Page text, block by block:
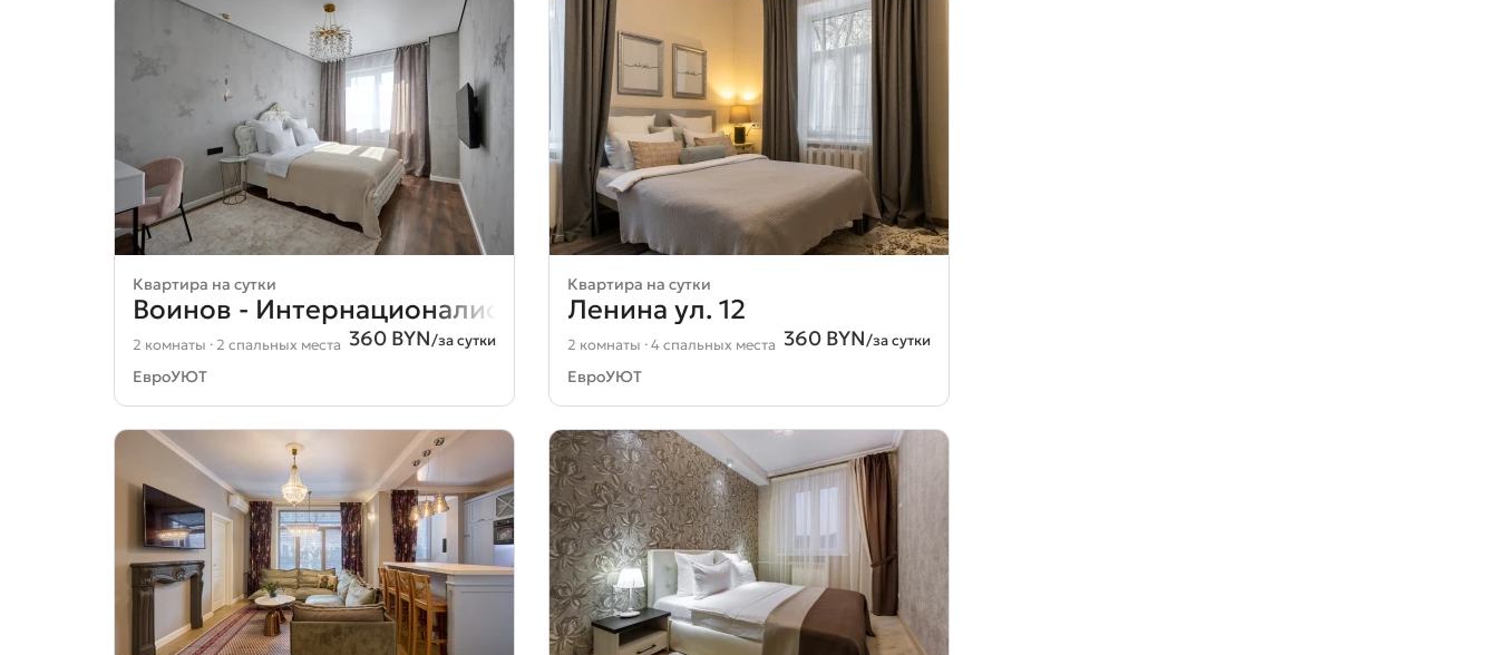
Квартира на сутки
Воинов - Интернационалистов ул. 10
360 BYN/за сутки
2 комнаты · 2 спальных места
ЕвроУЮТ
Квартира на сутки
Ленина ул. 12
360 BYN/за сутки
2 комнаты · 4 спальных места
ЕвроУЮТ